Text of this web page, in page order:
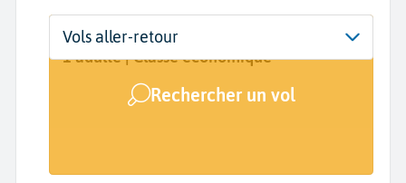
Départ
EuroAirport Basel Mulhouse Freiburg
Dates
Dates de votre voyage
Voyageurs | Classe
1 adulte | Classe économique
Rechercher un vol
Vols aller-retour